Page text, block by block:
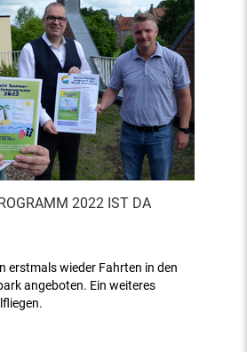
2022 IST DA
erstmals wieder Fahrten in den
angeboten. Ein weiteres